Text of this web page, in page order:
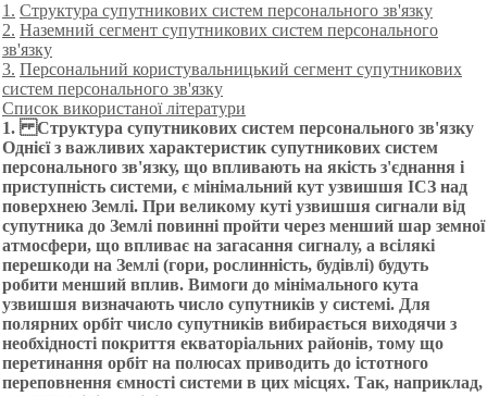
1. Структура супутникових систем персонального зв'язку
2. Наземний сегмент супутникових систем персонального
зв'язку
3. Персональний користувальницький сегмент супутникових
систем персонального зв'язку
Список використаної літератури
1.
Структура супутникових систем персонального зв'язку
Однієї з важливих характеристик супутникових систем
персонального зв'язку, що впливають на якість з'єднання і
приступність системи, є мінімальний кут узвишшя ІСЗ над
поверхнею Землі. При великому куті узвишшя сигнали від
супутника до Землі повинні пройти через менший шар земної
атмосфери, що впливає на загасання сигналу, а всілякі
перешкоди на Землі (гори, рослинність, будівлі) будуть
робити менший вплив. Вимоги до мінімального кута
узвишшя визначають число супутників у системі. Для
полярних орбіт число супутників вибирається виходячи з
необхідності покриття екваторіальних районів, тому що
перетинання орбіт на полюсах приводить до істотного
переповнення ємності системи в цих місцях. Так, наприклад,